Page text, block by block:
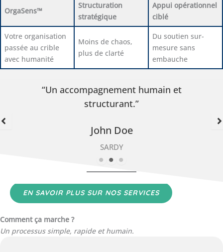
OrgaSens™
Structuration
stratégique
Appui opérationnel
ciblé
Votre organisation
passée au crible
avec humanité
Moins de chaos,
plus de clarté
Du soutien sur-
mesure sans
embauche
accompagnement humain et
structurant.”
EN SAVOIR PLUS SUR NOS SERVICES
Comment ça marche ?
Un processus simple, rapide et humain.